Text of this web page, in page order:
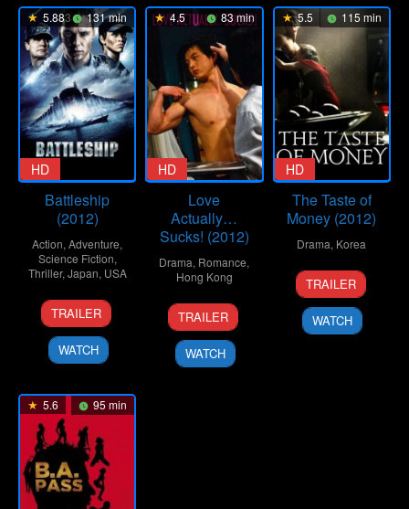
5.883 131 min
HD
Battleship
(2012)
Action,Adventure,
Science Fiction,
Thriller,Japan, USA
11
Apr
2012
Peter
Berg
TRAILER
WATCH
4.5 83 min
HD
Love
Actually…
Sucks! (2012)
Drama, Romance,
Hong Kong
29
Mar
2012
Larry
Lee
TRAILER
WATCH
5.5 115 min
HD
The Taste of
Money (2012)
Drama, Korea
17
May
2012
Im
Sang-
soo
TRAILER
WATCH
5.6 95 min